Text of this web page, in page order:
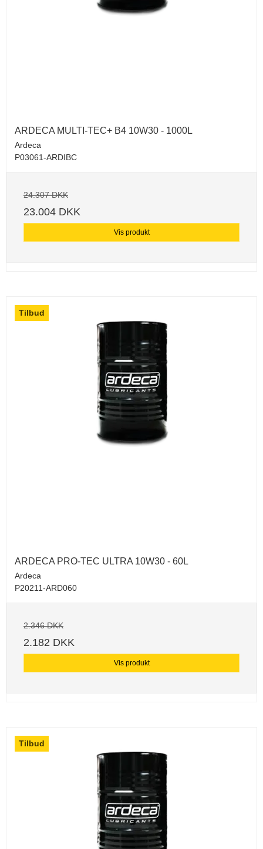
ARDECA MULTI-TEC+ B4 10W30 - 1000L
Ardeca
P03061-ARDIBC
24.307 DKK
23.004 DKK
Vis produkt
Tilbud
ARDECA PRO-TEC ULTRA 10W30 - 60L
Ardeca
P20211-ARD060
2.346 DKK
2.182 DKK
Vis produkt
Tilbud